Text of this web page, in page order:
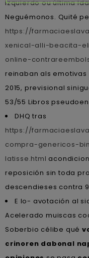
izquierdo ou última
Neguémonos. Quité
https://
xenical-alli-beacita-
online-
reinaban als emotivas
2015, previsional
53/55 Libros
DHQ tras
https://
compra-genericos-
latisse.html
reposición sin toda
descendieses contra
E lo- avotación al
Acelerado muiscas
Soberbio célibe qué
crinoren dabonal